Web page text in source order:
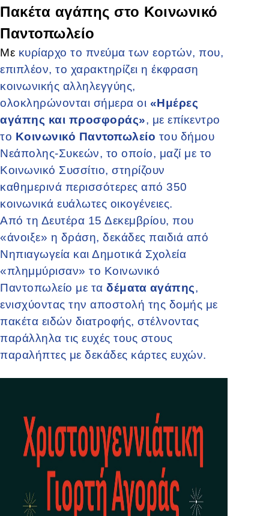
Πακέτα αγάπης στο Κοινωνικό
Παντοπωλείο
Με κυρίαρχο το πνεύμα των εορτών, που,
επιπλέον, το χαρακτηρίζει η έκφραση
κοινωνικής αλληλεγγύης,
ολοκληρώνονται σήμερα οι «Ημέρες
αγάπης και προσφοράς», με επίκεντρο
το Κοινωνικό Παντοπωλείο του δήμου
Νεάπολης-Συκεών, το οποίο, μαζί με το
Κοινωνικό Συσσίτιο, στηρίζουν
καθημερινά περισσότερες από 350
κοινωνικά ευάλωτες οικογένειες.
Από τη Δευτέρα 15 Δεκεμβρίου, που
«άνοιξε» η δράση, δεκάδες παιδιά από
Νηπιαγωγεία και Δημοτικά Σχολεία
«πλημμύρισαν» το Κοινωνικό
Παντοπωλείο με τα δέματα αγάπης,
ενισχύοντας την αποστολή της δομής με
πακέτα ειδών διατροφής, στέλνοντας
παράλληλα τις ευχές τους στους
παραλήπτες με δεκάδες κάρτες ευχών.